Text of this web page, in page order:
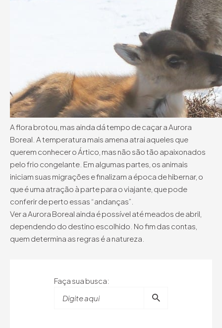
A flora brotou, mas ainda dá tempo de caçar a Aurora
Boreal. A temperatura mais amena atrai aqueles que
querem conhecer o Ártico, mas não são tão apaixonados
pelo frio congelante. Em algumas partes, os animais
iniciam suas migrações e finalizam a época de hibernar, o
que é uma atração à parte para o viajante, que pode
conferir de perto essas “andanças”.
Ver a Aurora Boreal ainda é possível até meados de abril,
dependendo do destino escolhido. No fim das contas,
quem determina as regras é a natureza.
Faça sua busca: